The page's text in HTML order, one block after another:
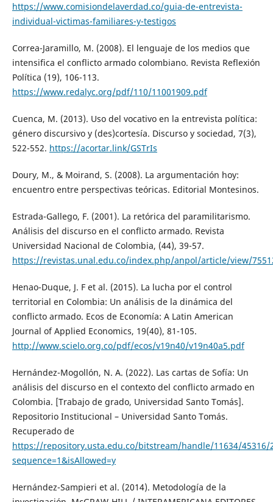
https://www.comisiondelaverdad.co/guia-de-entrevista-
individual-victimas-familiares-y-testigos
Correa-Jaramillo, M. (2008). El lenguaje de los medios que
intensifica el conflicto armado colombiano. Revista Reflexión
Política (19), 106-113.
https://www.redalyc.org/pdf/110/11001909.pdf
Cuenca, M. (2013). Uso del vocativo en la entrevista política:
género discursivo y (des)cortesía. Discurso y sociedad, 7(3),
522-552. https://acortar.link/GSTrIs
Doury, M., & Moirand, S. (2008). La argumentación hoy:
encuentro entre perspectivas teóricas. Editorial Montesinos.
Estrada-Gallego, F. (2001). La retórica del paramilitarismo.
Análisis del discurso en el conflicto armado. Revista
Universidad Nacional de Colombia, (44), 39-57.
https://revistas.unal.edu.co/index.php/anpol/article/view/
Henao-Duque, J. F et al. (2015). La lucha por el control
territorial en Colombia: Un análisis de la dinámica del
conflicto armado. Ecos de Economía: A Latin American
Journal of Applied Economics, 19(40), 81-105.
http://www.scielo.org.co/pdf/ecos/v19n40/v19n40a5.pdf
Hernández-Mogollón, N. A. (2022). Las cartas de Sofía: Un
análisis del discurso en el contexto del conflicto armado en
Colombia. [Trabajo de grado, Universidad Santo Tomás].
Repositorio Institucional – Universidad Santo Tomás.
Recuperado de
https://repository.usta.edu.co/bitstream/handle/11634/
sequence=1&isAllowed=y
Hernández-Sampieri et al. (2014). Metodología de la